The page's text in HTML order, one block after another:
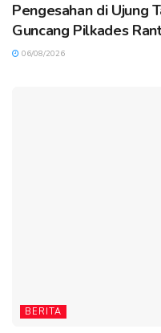
Pengesahan di Ujung
Guncang Pilkades
06/08/2026
BERITA